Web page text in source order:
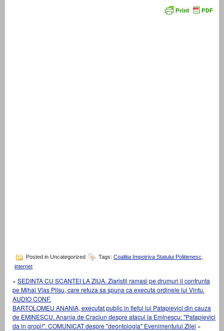
Posted in Uncategorized Tags: Coalitia Impotriva Statului Politienesc
internet
« SEDINTA CU SCANTEI LA ZIUA. Ziaristii ramasi pe drumuri il confrunta
pe Mihai Vlas Pilsu, care refuza sa spuna ca executa ordinele lui Vintu.
AUDIO CONF.
BARTOLOMEU ANANIA, executat public in fieful lui Patapievici din cauza
de EMINESCU. Anania de Craciun despre atacul la Eminescu: "Patapievici
da in gropi!". COMUNICAT despre "deontologia" Evenimentului Zilei »